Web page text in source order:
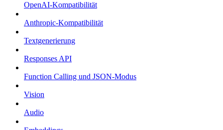
OpenAI-Kompatibilität
Anthropic-Kompatibilität
Textgenerierung
Responses API
Function Calling und JSON-Modus
Vision
Audio